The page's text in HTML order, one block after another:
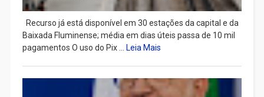
Recurso já está disponível em 30 estações da capital e da
Baixada Fluminense; média em dias úteis passa de 10 mil
pagamentos O uso do Pix ...
Leia Mais